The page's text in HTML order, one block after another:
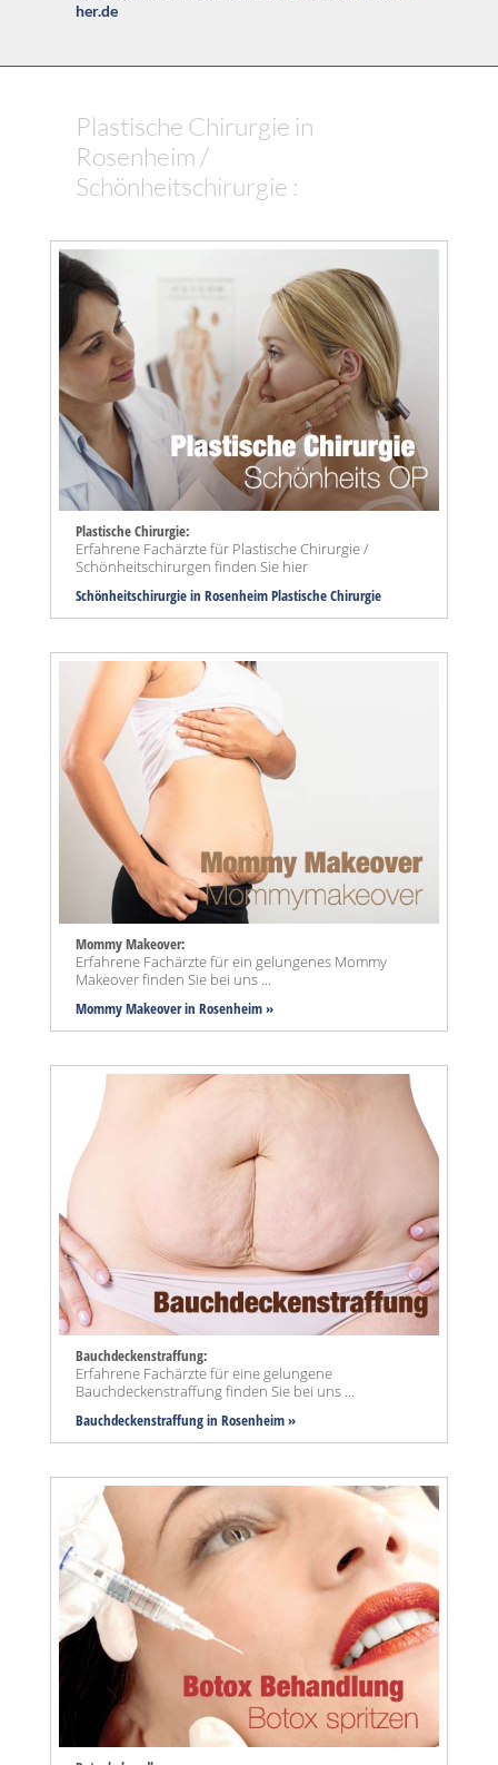
her.de
Plastische Chirurgie in
Rosenheim /
Schönheitschirurgie :
Plastische Chirurgie:
Erfahrene Fachärzte für Plastische Chirurgie /
Schönheitschirurgen finden Sie hier
Schönheitschirurgie in Rosenheim Plastische Chirurgie
Mommy Makeover:
Erfahrene Fachärzte für ein gelungenes Mommy
Makeover finden Sie bei uns ...
Mommy Makeoverin Rosenheim »
Bauchdeckenstraffung:
Erfahrene Fachärzte für eine gelungene
Bauchdeckenstraffung finden Sie bei uns ...
Bauchdeckenstraffungin Rosenheim »